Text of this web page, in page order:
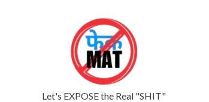
Let's EXPOSE the Real "SHIT"